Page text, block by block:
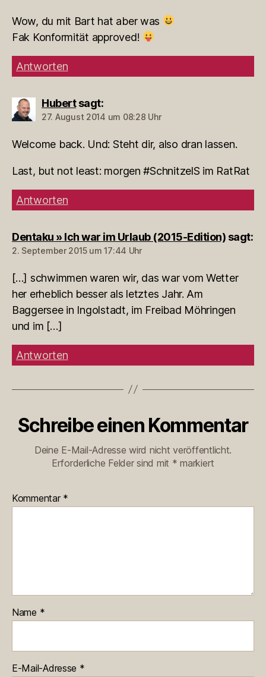
Wow, du mit Bart hat aber was
Fak Konformität approved!
Antworten
Hubert sagt:
27. August 2014 um 08:28 Uhr
Welcome back. Und: Steht dir, also dran lassen.
Last, but not least: morgen #SchnitzelS im RatRat
Antworten
Dentaku » Ich war im Urlaub (2015-Edition) sagt:
2. September 2015 um 17:44 Uhr
[…] schwimmen waren wir, das war vom Wetter
her erheblich besser als letztes Jahr. Am
Baggersee in Ingolstadt, im Freibad Möhringen
und im […]
Antworten
Schreibe einen Kommentar
Deine E-Mail-Adresse wird nicht veröffentlicht.
Erforderliche Felder sind mit * markiert
Kommentar *
Name *
E-Mail-Adresse *